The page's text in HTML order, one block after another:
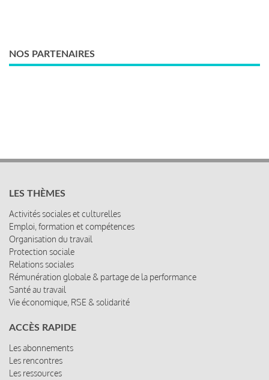
NOS PARTENAIRES
LES THÈMES
Activités sociales et culturelles
Emploi, formation et compétences
Organisation du travail
Protection sociale
Relations sociales
Rémunération globale & partage de la performance
Santé au travail
Vie économique, RSE & solidarité
ACCÈS RAPIDE
Les abonnements
Les rencontres
Les ressources